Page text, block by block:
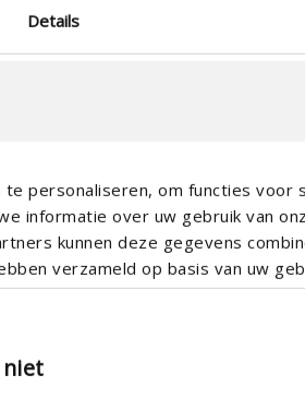
Details
personaliseren, om functies voor
informatie over uw gebruik van
kunnen deze gegevens
verzameld op basis van uw
niet